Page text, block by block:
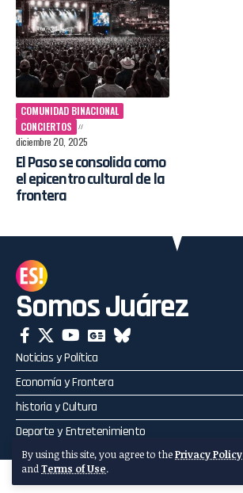
By using this site, you agree to thePrivacy Policy
andTerms of Use.
COMUNIDAD BINACIONAL
CONCIERTOS
diciembre 20, 2025
El Paso se consolida como
el epicentro cultural de la
frontera
Somos Juárez
Noticias y Política
Economía y Frontera
historia y Cultura
Deporte y Entretenimiento